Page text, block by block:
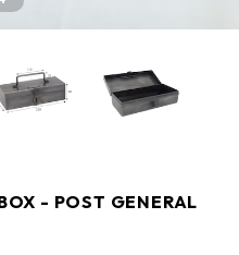
- POST GENERAL